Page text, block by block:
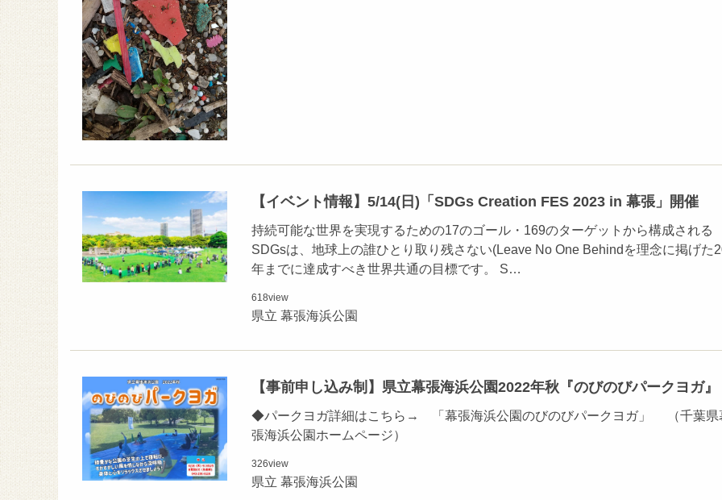
【イベント情報】5/14(日)「SDGs Creation FES 2023 in 幕張」開催
持続可能な世界を実現するための17のゴール・169のターゲットから構成される
SDGsは、地球上の誰ひとり取り残さない(Leave No One Behindを理念に掲げた
年までに達成すべき世界共通の目標です。 S…
618view
県立 幕張海浜公園
【事前申し込み制】県立幕張海浜公園2022年秋『のびのびパークヨガ』
◆パークヨガ詳細はこちら→ 「幕張海浜公園のびのびパークヨガ」 （千葉県
張海浜公園ホームページ）
326view
県立 幕張海浜公園